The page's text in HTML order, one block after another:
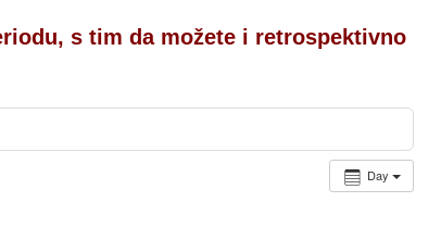
s tim da možete i retrospektivno
Day